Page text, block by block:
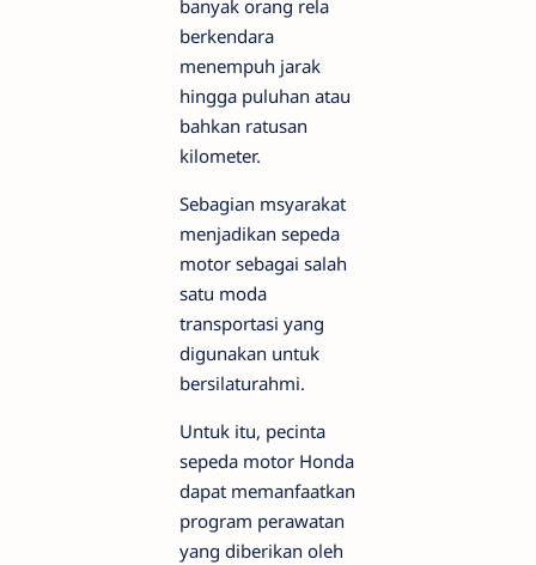
banyak orang rela
berkendara
menempuh jarak
hingga puluhan atau
bahkan ratusan
kilometer.
Sebagian msyarakat
menjadikan sepeda
motor sebagai salah
satu moda
transportasi yang
digunakan untuk
bersilaturahmi.
Untuk itu, pecinta
sepeda motor Honda
dapat memanfaatkan
program perawatan
yang diberikan oleh